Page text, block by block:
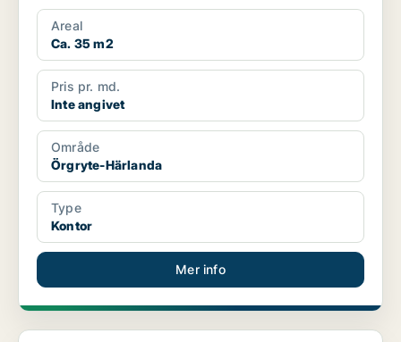
Areal
Ca. 35 m2
Pris pr. md.
Inte angivet
Område
Örgryte-Härlanda
Type
Kontor
Mer info
Kontor i Göteborg Centrum